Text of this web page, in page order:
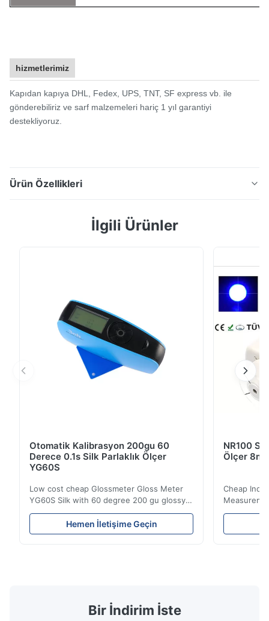
hizmetlerimiz
Kapıdan kapıya DHL, Fedex, UPS, TNT, SF express vb. ile
gönderebiliriz ve sarf malzemeleri hariç 1 yıl garantiyi
destekliyoruz.
Ürün Özellikleri
Kolorimetre CIE LAB Delta E Silk Ar-Ge ekibi, müşteri
İlgili Ürünler
Otomatik Kalibrasyon 200gu 60
Derece 0.1s Silk Parlaklık Ölçer
YG60S
Low cost cheap Glossmeter Gloss Meter
YG60S Silk with 60 degree 200 gu glossy
measurement YG60S 60° Economic Gloss
Meter can test material with gloss (0-
200Gu), and universally apply to paint, ink,
Hemen İletişime Geçin
NR100
Ölçer
Cheap
meter Silk
Precision
Bir İndirim İste